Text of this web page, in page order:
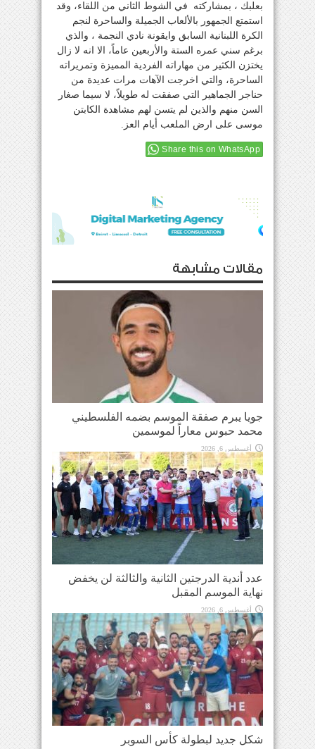
بعلبك ، بمشاركته في الشوط الثاني من اللقاء، وقد
استمتع الجمهور بالألعاب الجميلة والساحرة لنجم
الكرة اللبنانية السابق وايقونة نادي النجمة ، والذي
برغم سني عمره الستة والأربعين عاماً، الا انه لا زال
يختزن الكثير من مهاراته الفردية المميزة وتمريراته
الساحرة، والتي اخرجت الآهات مرات عديدة من
حناجر الجماهير التي صفقت له طويلاً، لا سيما صغار
السن منهم والذين لم يتسن لهم مشاهدة الكابتن
موسى على ارض الملعب أيام العز.
Share this on WhatsApp
مقالات مشابهة
جويا يبرم صفقة الموسم بضمه الفلسطيني
محمد حبوس معاراً لموسمين
أغسطس 6, 2026
عدد أندية الدرجتين الثانية والثالثة لن يخفض
نهاية الموسم المقبل
أغسطس 6, 2026
شكل جديد لبطولة كأس السوبر